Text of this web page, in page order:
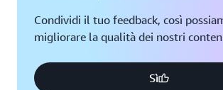
Condividi il tuo feedback, così
migliorare la qualità dei nostri
Sì